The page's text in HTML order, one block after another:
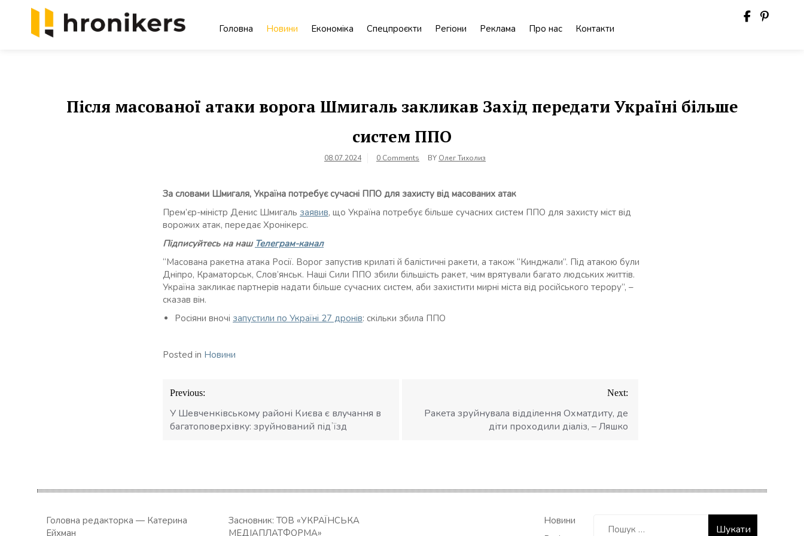
Головна Новини Економіка Спецпроєкти Регіони Реклама Про нас Контакти
Після масованої атаки ворога Шмигаль закликав Захід передати Україні більше
систем ППО
08.07.2024 0 Comments BY Олег Тихолиз
За словами Шмигаля, Україна потребує сучасні ППО для захисту від масованих атак
Прем’єр-міністр Денис Шмигаль заявив, що Україна потребує більше сучасних систем ППО для захисту міст від
ворожих атак, передає Хронікерс.
Підписуйтесь на наш Телеграм-канал
“Масована ракетна атака Росії. Ворог запустив крилаті й балістичні ракети, а також “Кинджали”. Під атакою були
Дніпро, Краматорськ, Слов’янськ. Наші Сили ППО збили більшість ракет, чим врятували багато людських життів.
Україна закликає партнерів надати більше сучасних систем, аби захистити мирні міста від російського терору”, –
сказав він.
Росіяни вночі запустили по Україні 27 дронів: скільки збила ППО
Posted in Новини
Навігація
записів
Previous:
У Шевченківському районі Києва є влучання в
багатоповерхівку: зруйнований підʼїзд
Next:
Ракета зруйнувала відділення Охматдиту, де
діти проходили діаліз, – Ляшко
Головна редакторка — Катерина
Ейхман
Засновник: ТОВ «УКРАЇНСЬКА
МЕДІАПЛАТФОРМА»
Новини